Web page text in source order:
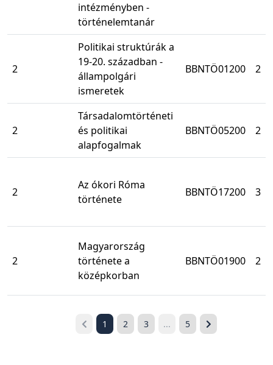
intézményben -
történelemtanár
2
Politikai struktúrák a
19-20. században -
állampolgári
ismeretek
BBNTÖ01200 2
2
Társadalomtörténeti
és politikai
alapfogalmak
BBNTÖ05200 2
2
Az ókori Róma
története
BBNTÖ17200 3
2
Magyarország
története a
középkorban
BBNTÖ01900 2
1 2 3 ... 5